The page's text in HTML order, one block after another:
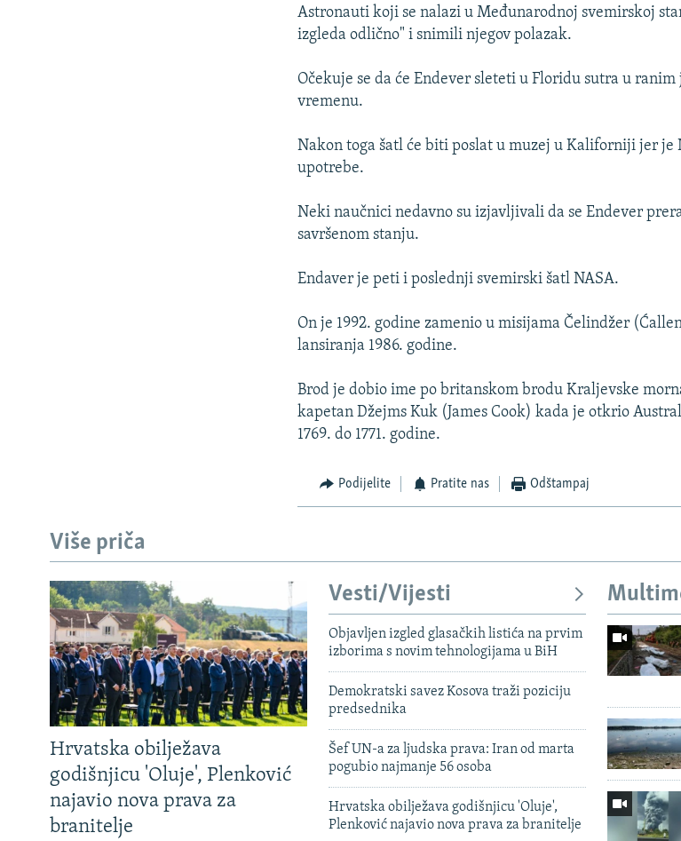
Astronauti koji se nalazi u Međunarodnoj svemirskoj
izgleda odlično" i snimili njegov polazak.
Očekuje se da će Endever sleteti u Floridu sutra u
vremenu.
Nakon toga šatl će biti poslat u muzej u Kaliforniji jer je
upotrebe.
Neki naučnici nedavno su izjavljivali da se Endever
savršenom stanju.
Endaver je peti i poslednji svemirski šatl NASA.
On je 1992. godine zamenio u misijama Čelindžer
lansiranja 1986. godine.
Brod je dobio ime po britanskom brodu Kraljevske
kapetan Džejms Kuk (James Cook) kada je otkrio
1769. do 1771. godine.
Podijelite Pratite nas Odštampaj
Više priča
Hrvatska obilježava
godišnjicu 'Oluje', Plenković
najavio nova prava za
branitelje
Vesti/Vijesti
Objavljen izgled glasačkih listića na prvim
izborima s novim tehnologijama u BiH
Demokratski savez Kosova traži poziciju
predsednika
Šef UN-a za ljudska prava: Iran od marta
pogubio najmanje 56 osoba
Hrvatska obilježava godišnjicu 'Oluje',
Plenković najavio nova prava za branitelje